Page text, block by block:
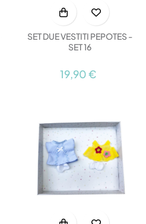
SET DUE VESTITI PEPOTES -
SET 16
19,90 €